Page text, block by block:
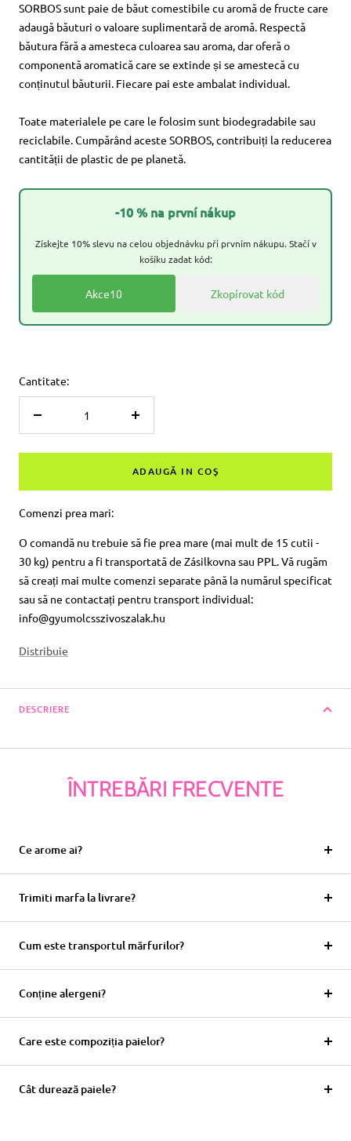
SORBOS sunt paie de băut comestibile cu aromă de fructe care
adaugă băuturi o valoare suplimentară de aromă. Respectă
băutura fără a amesteca culoarea sau aroma, dar oferă o
componentă aromatică care se extinde și se amestecă cu
conținutul băuturii. Fiecare pai este ambalat individual.
Toate materialele pe care le folosim sunt biodegradabile sau
reciclabile. Cumpărând aceste SORBOS, contribuiți la reducerea
cantității de plastic de pe planetă.
-10 % na první nákup
Získejte 10% slevu na celou objednávku při prvním nákupu. Stačí v
košíku zadat kód:
Akce10 Zkopírovat kód
Cantitate:
Măriți
ADAUGĂ IN COŞ
Comenzi prea mari:
O comandă nu trebuie să fie prea mare (mai mult de 15 cutii -
30 kg) pentru a fi transportată de Zásilkovna sau PPL. Vă rugăm
să creați mai multe comenzi separate până la numărul specificat
sau să ne contactați pentru transport individual:
info@gyumolcsszivoszalak.hu
Distribuie
DESCRIERE
ÎNTREBĂRI FRECVENTE
Ce arome ai?
Trimiti marfa la livrare?
Cum este transportul mărfurilor?
Conține alergeni?
Care este compoziția paielor?
Cât durează paiele?